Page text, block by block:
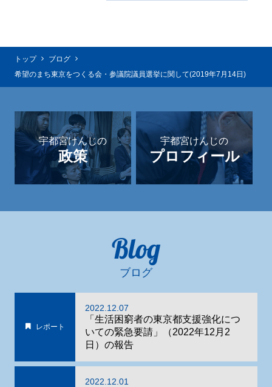
トップ
ブログ
希望のまち東京をつくる会・参議院議員選挙に関して(2019年7月14日)
宇都宮けんじの
政策
宇都宮けんじの
プロフィール
Blog
ブログ
レポート
2022.12.07
「生活困窮者の東京都支援強化につ
いての緊急要請」（2022年12月2
日）の報告
2022.12.01